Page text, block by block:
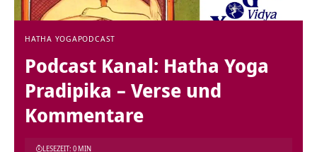
HATHA YOGAPODCAST
Podcast Kanal: Hatha Yoga
Pradipika – Verse und
Kommentare
LESEZEIT: 0 MIN